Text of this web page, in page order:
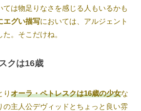
ては物足りなさを感じる人もいるかも
エグい描写においては、アルジェント
。そこだけね。
クは16歳
りオーラ・ペトレスクは16歳の少女な
の主人公デヴィッドとちょっと良い雰